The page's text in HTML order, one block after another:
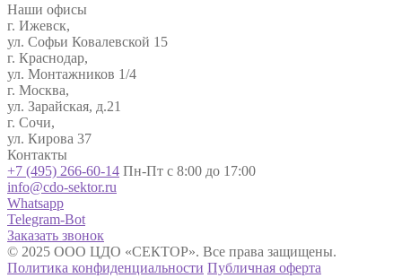
Наши офисы
г. Ижевск,
ул. Софьи Ковалевской 15
г. Краснодар,
ул. Монтажников 1/4
г. Москва,
ул. Зарайская, д.21
г. Сочи,
ул. Кирова 37
Контакты
+7 (495) 266-60-14 Пн-Пт с 8:00 до 17:00
info@cdo-sektor.ru
Whatsapp
Telegram-Bot
Заказать звонок
© 2025 ООО ЦДО «СЕКТОР». Все права защищены.
Политика конфиденциальности Публичная оферта